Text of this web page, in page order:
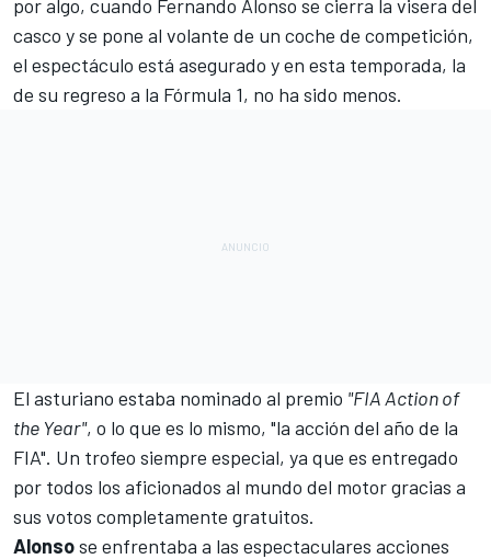
por algo, cuando Fernando Alonso se cierra la visera del
casco y se pone al volante de un coche de competición,
el espectáculo está asegurado y en esta temporada, la
de su regreso a la Fórmula 1, no ha sido menos.
El asturiano estaba nominado al premio "FIA Action of
the Year", o lo que es lo mismo, "la acción del año de la
FIA". Un trofeo siempre especial, ya que es entregado
por todos los aficionados al mundo del motor gracias a
sus votos completamente gratuitos.
Alonsose enfrentaba a las espectaculares acciones